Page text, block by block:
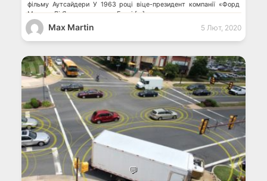
фільму Аутсайдери У 1963 році віце-президент компанії «Форд
Мотор» Лі Якокка пропонує Генрі […]
Max Martin 5 Лют, 2020
💬